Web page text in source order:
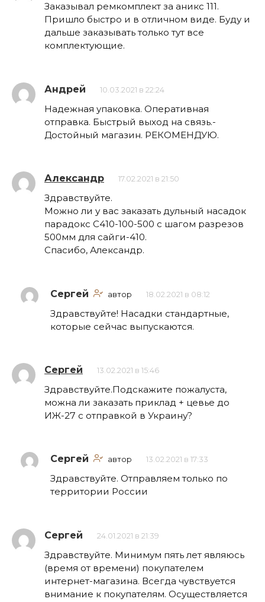
Заказывал ремкомплект за аникс 111.
Пришло быстро и в отличном виде. Буду и
дальше заказывать только тут все
комплектующие.
Андрей 10.03.2021 в 22:24
Надежная упаковка. Оперативная
отправка. Быстрый выход на связь.-
Достойный магазин. РЕКОМЕНДУЮ.
Александр 17.02.2021 в 21:50
Здравствуйте.
Можно ли у вас заказать дульный насадок
парадокс С410-100-500 с шагом разрезов
500мм для сайги-410.
Спасибо, Александр.
Сергей автор 18.02.2021 в 08:12
Здравствуйте! Насадки стандартные,
которые сейчас выпускаются.
Сергей 13.02.2021 в 15:46
Здравствуйте.Подскажите пожалуста,
можна ли заказать приклад + цевье до
ИЖ-27 с отправкой в Украину?
Сергей автор 13.02.2021 в 17:33
Здравствуйте. Отправляем только по
территории России
Сергей 24.01.2021 в 21:39
Здравствуйте. Минимум пять лет являюсь
(время от времени) покупателем
интернет-магазина. Всегда чувствуется
внимание к покупателям. Осуществляется